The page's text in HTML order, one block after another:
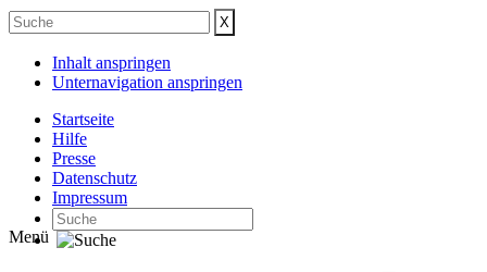
Inhalt anspringen
Unternavigation anspringen
Startseite
Hilfe
Presse
Datenschutz
Impressum
Menü